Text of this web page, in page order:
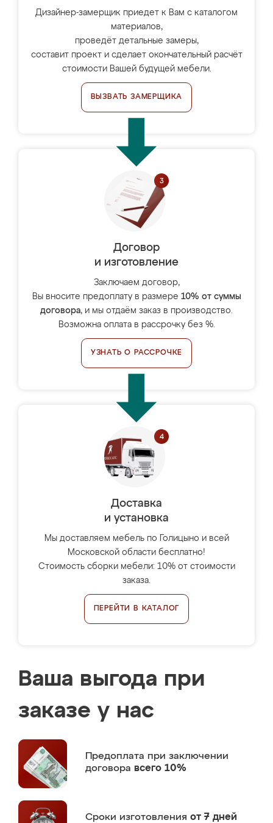
Дизайнер-замерщик приедет к Вам с каталогом
материалов,
проведёт детальные замеры,
составит проект и сделает окончательный расчёт
стоимости Вашей будущей мебели.
ВЫЗВАТЬ ЗАМЕРЩИКА
Договор
и изготовление
Заключаем договор,
Вы вносите предоплату в размере 10% от суммы
договора, и мы отдаём заказ в производство.
Возможна оплата в рассрочку без %.
УЗНАТЬ О РАССРОЧКЕ
Доставка
и установка
Мы доставляем мебель по Голицыно и всей
Московской области бесплатно!
Стоимость сборки мебели: 10% от стоимости
заказа.
ПЕРЕЙТИ В КАТАЛОГ
Ваша выгода при
заказе у нас
Предоплата при заключении
договора всего 10%
Сроки изготовления от 7 дней